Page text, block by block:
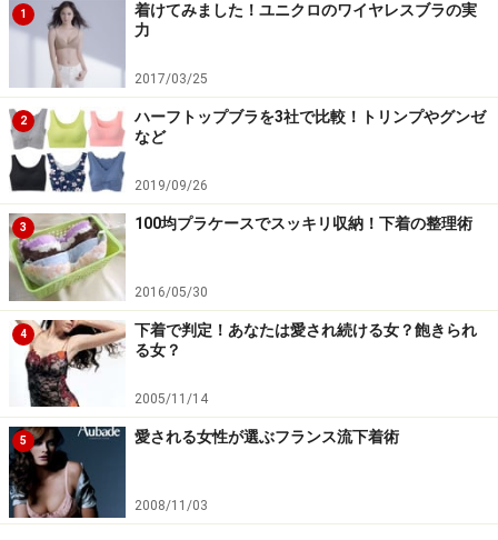
1
着けてみました！ユニクロのワイヤレスブラの実
力
2017/03/25
2
ハーフトップブラを3社で比較！トリンプやグンゼ
など
2019/09/26
3 100均プラケースでスッキリ収納！下着の整理術
2016/05/30
4
下着で判定！あなたは愛され続ける女？飽きられ
る女？
2005/11/14
5 愛される女性が選ぶフランス流下着術
2008/11/03